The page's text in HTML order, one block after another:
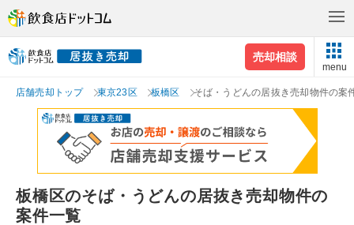
売却相談
menu
店舗売却トップ 東京23区 板橋区 そば・うどんの居抜き売却物件の案
板橋区のそば・うどんの居抜き売却物件の
案件一覧